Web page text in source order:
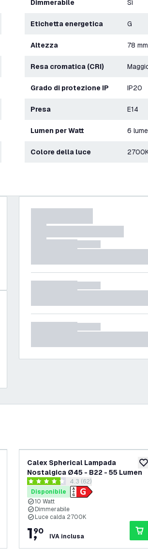
Dimmerabile Sì
Etichetta energetica G
Altezza 78 mm
Resa cromatica (CRI)
Grado di protezione IP IP20
Presa E14
Lumen per Watt 6
Colore della luce
alla lista desideri
Calex Spherical Lampada
Nostalgica Ø45 - B22 - 55 Lumen
apri il cassetto delle
4.3 stelle di valutazione
4.3 (62)
Disponibile
10 Watt
Dimmerabile
Luce calda 2700K
1,
90
IVA inclusa